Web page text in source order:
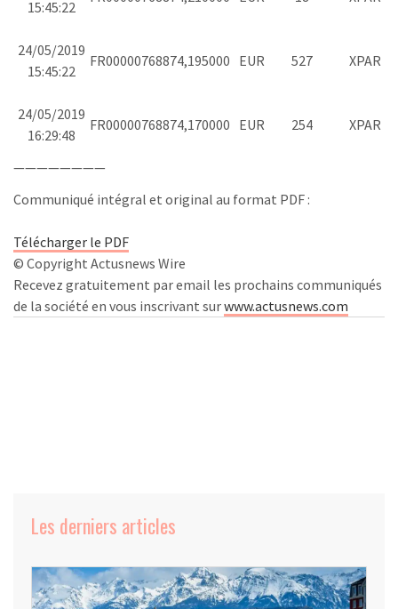
15:45:22
24/05/2019
15:45:22
FR00000768874,195000 EUR 527 XPAR
24/05/2019
16:29:48
FR00000768874,170000 EUR 254 XPAR
————————
Communiqué intégral et original au format PDF :
Télécharger le PDF
© Copyright Actusnews Wire
Recevez gratuitement par email les prochains communiqués
de la société en vous inscrivant surwww.actusnews.com
Les derniers articles